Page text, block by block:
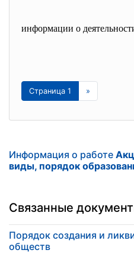
информации о
Страница 1 »
Информация о работе
виды, порядок
Связанные
Порядок создания и
обществ